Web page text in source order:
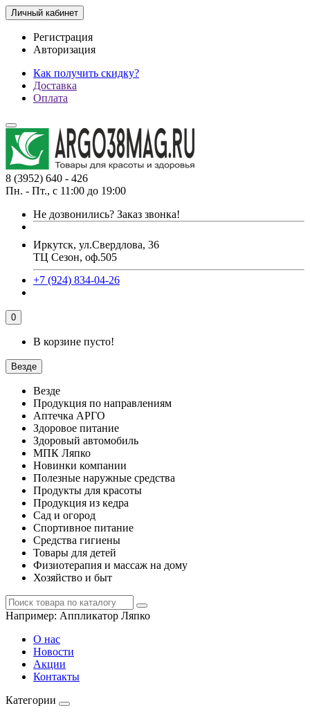
Личный кабинет
Регистрация
Авторизация
Как получить скидку?
Доставка
Оплата
8 (3952) 640 - 426
Пн. - Пт., с 11:00 до 19:00
Не дозвонились? Заказ звонка!
Иркутск, ул.Свердлова, 36
ТЦ Сезон, оф.505
+7 (924) 834-04-26
0
В корзине пусто!
Везде
Везде
Продукция по направлениям
Аптечка АРГО
Здоровое питание
Здоровый автомобиль
МПК Ляпко
Новинки компании
Полезные наружные средства
Продукты для красоты
Продукция из кедра
Сад и огород
Спортивное питание
Средства гигиены
Товары для детей
Физиотерапия и массаж на дому
Хозяйство и быт
Например: Аппликатор Ляпко
О нас
Новости
Акции
Контакты
Категории